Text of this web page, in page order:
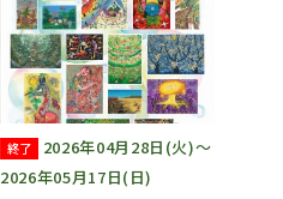
終了
2026年04月28日(火)〜
2026年05月17日(日)